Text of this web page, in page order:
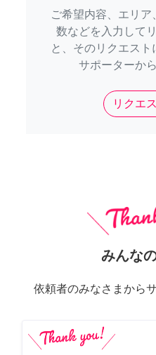
ご希望内容、エリ
数などを入力して
と、そのリクエス
サポーターか
リクエ
みんな
依頼者のみなさまから